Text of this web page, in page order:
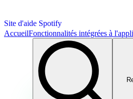
Site d'aide Spotify
AccueilFonctionnalités intégrées à l'appli